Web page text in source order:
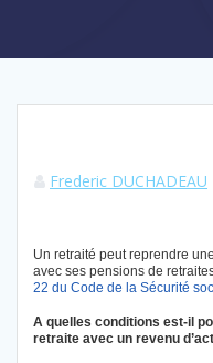
Frederic DUCHADEAU
Un retraité peut reprendre
avec ses pensions de
22 du Code de la Sécurité
A quelles conditions est-il
retraite avec un revenu